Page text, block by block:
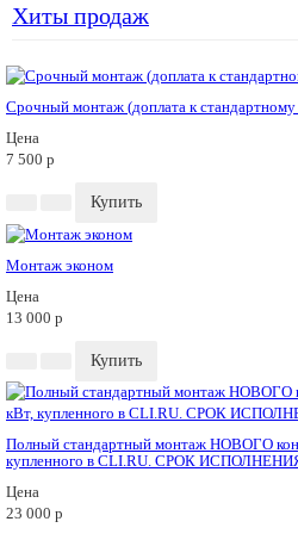
Хиты продаж
Срочный монтаж (доплата к стандартному
Цена
7 500 p
Купить
Монтаж эконом
Цена
13 000 p
Купить
Полный стандартный монтаж НОВОГО
купленного в CLI.RU. СРОК
Цена
23 000 p